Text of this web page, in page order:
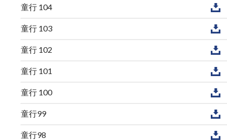
童行 104
童行 103
童行 102
童行 101
童行 100
童行99
童行98